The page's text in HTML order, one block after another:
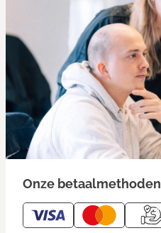
Onze betaalmethoden